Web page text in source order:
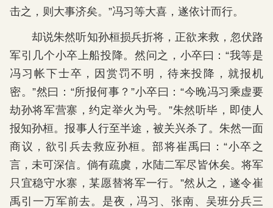
击之，则大事济矣。”冯习等大喜，遂依计而行。
却说朱然听知孙桓损兵折将，正欲来救，忽伏路
军引几个小卒上船投降。然问之，小卒曰：“我等是
冯习帐下士卒，因赏罚不明，待来投降，就报机
密。”然曰：“所报何事？”小卒曰：“今晚冯习乘虚要
劫孙将军营寨，约定举火为号。”朱然听毕，即使人
报知孙桓。报事人行至半途，被关兴杀了。朱然一面
商议，欲引兵去救应孙桓。部将崔禹曰：“小卒之
言，未可深信。倘有疏虞，水陆二军尽皆休矣。将军
只宜稳守水寨，某愿替将军一行。”然从之，遂令崔
禹引一万军前去。是夜，冯习、张南、吴班分兵三